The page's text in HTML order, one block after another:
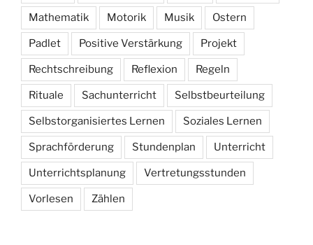
Mathematik Motorik Musik Ostern
Padlet Positive Verstärkung Projekt
Rechtschreibung Reflexion Regeln
Rituale Sachunterricht Selbstbeurteilung
Selbstorganisiertes Lernen Soziales Lernen
Sprachförderung Stundenplan Unterricht
Unterrichtsplanung Vertretungsstunden
Vorlesen Zählen